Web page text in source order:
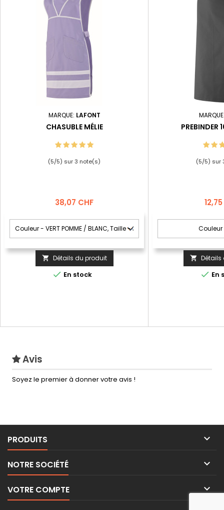
MARQUE: LAFONT
CHASUBLE MÉLIE
(5/5) sur3 note(s)
Prix
38,07 CHF
 Détails du produit
 En stock
(5/5) sur
Prix
 Détails
 En
Avis
Soyez le premier à donner votre avis !
PRODUITS 
NOTRE SOCIÉTÉ 
VOTRE COMPTE 